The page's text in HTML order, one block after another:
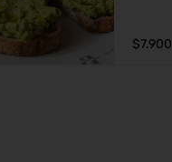
$7.900